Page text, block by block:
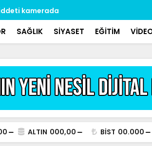
kamerada
52 yıldır
direniyor
SAĞLIK SİYASET EĞİTİM
ALTIN 000,00 BİST 00.000